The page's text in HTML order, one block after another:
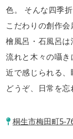
色。 そんな四季
こだわりの創作会
檜風呂・石風呂
流れと木々の囁
近で感じられる、
どうぞ、日常を忘
桐生市梅田町5-